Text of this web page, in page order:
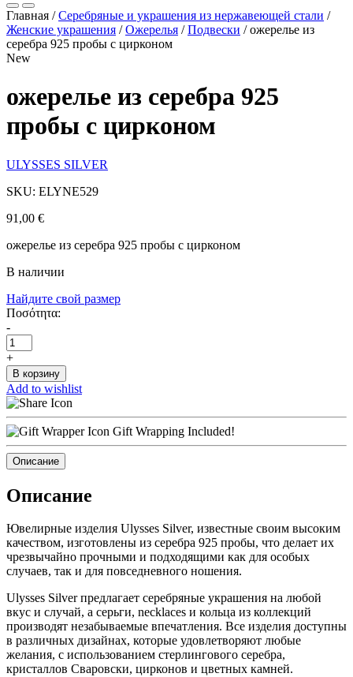
Главная /Серебряные и украшения из нержавеющей стали /
Женские украшения /Ожерелья /Подвески /ожерелье из
серебра 925 пробы с цирконом
New
ожерелье из серебра 925
пробы с цирконом
ULYSSES SILVER
SKU: ELYNE529
91,00 €
ожерелье из серебра 925 пробы с цирконом
В наличии
Найдите свой размер
Ποσότητα:
-
+
В корзину
Add to wishlist
Gift Wrapping Included!
Описание
Описание
Ювелирные изделия Ulysses Silver, известные своим высоким
качеством, изготовлены из серебра 925 пробы, что делает их
чрезвычайно прочными и подходящими как для особых
случаев, так и для повседневного ношения.
Ulysses Silver предлагает серебряные украшения на любой
вкус и случай, а серьги, necklaces и кольца из коллекций
производят незабываемые впечатления. Все изделия доступны
в различных дизайнах, которые удовлетворяют любые
желания, с использованием стерлингового серебра,
кристаллов Сваровски, цирконов и цветных камней.